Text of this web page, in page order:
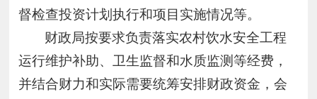
督检查投资计划执行和项目实施情况等。
财政局按要求负责落实农村饮水安全工程
运行维护补助、卫生监督和水质监测等经费，
并结合财力和实际需要统筹安排财政资金，会